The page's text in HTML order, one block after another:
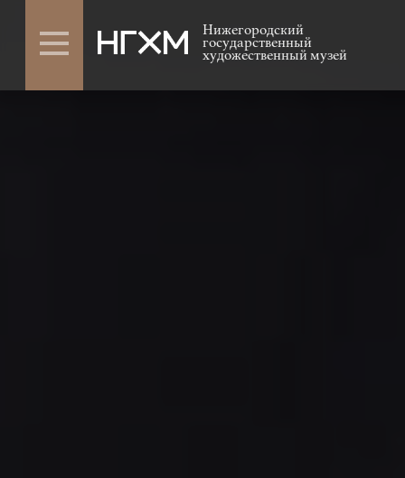
Нижегородский
государственный
художественный музей